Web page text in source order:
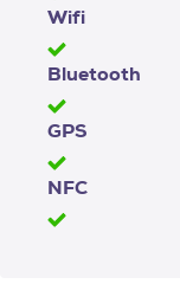
Wifi
Bluetooth
GPS
NFC